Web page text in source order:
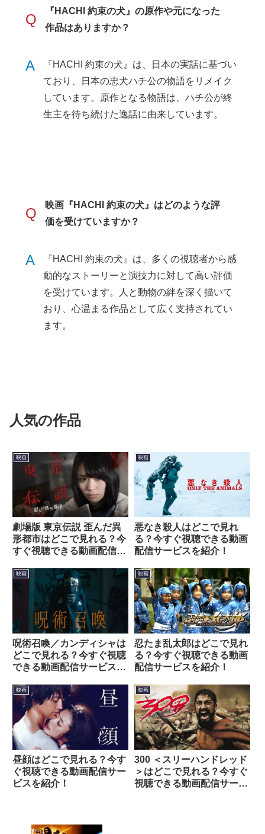
Q
『HACHI 約束の犬』の原作や元になった
作品はありますか？
A
『HACHI 約束の犬』は、日本の実話に基づい
ており、日本の忠犬ハチ公の物語をリメイク
しています。原作となる物語は、ハチ公が終
生主を待ち続けた逸話に由来しています。
Q
映画『HACHI 約束の犬』はどのような評
価を受けていますか？
A
『HACHI 約束の犬』は、多くの視聴者から感
動的なストーリーと演技力に対して高い評価
を受けています。人と動物の絆を深く描いて
おり、心温まる作品として広く支持されてい
ます。
人気の作品
映画
劇場版 東京伝説 歪んだ異
形都市はどこで見れる？今
すぐ視聴できる動画配信サ
映画
悪なき殺人はどこで見れ
る？今すぐ視聴できる動画
配信サービスを紹介！
映画
呪術召喚／カンディシャは
どこで見れる？今すぐ視聴
できる動画配信サービスを
映画
忍たま乱太郎はどこで見れ
る？今すぐ視聴できる動画
配信サービスを紹介！
映画
昼顔はどこで見れる？今す
ぐ視聴できる動画配信サー
ビスを紹介！
映画
300 ＜スリーハンドレッド
＞はどこで見れる？今すぐ
視聴できる動画配信サービ